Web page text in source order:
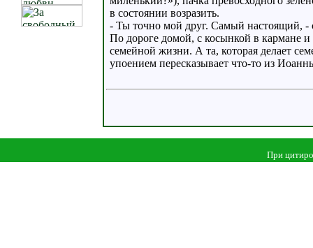
в состоянии возразить.
- Ты точно мой друг. Самый настоящий, -
По дороге домой, с косынкой в кармане
семейной жизни. А та, которая делает
упоением пересказывает что-то из
При